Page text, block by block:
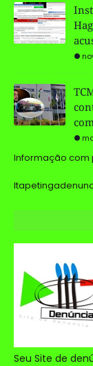
Informação com
Seu Site de